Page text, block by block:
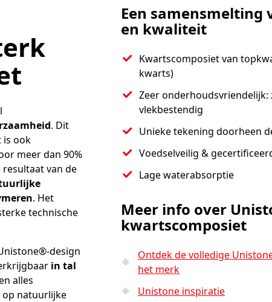
. Dit
is ook
meer dan 90%
van de
. Het
technische
design
in tal
alles
natuurlijke
Een samensmelting
en kwaliteit
Kwartscomposiet van
kwarts)
Zeer onderhoudsvriendelijk:
vlekbestendig
Unieke tekening doorheen
Voedselveilig &
Lage waterabsorptie
Meer info over
kwartscomposiet
Ontdek de volledige
het merk
Unistone inspiratie